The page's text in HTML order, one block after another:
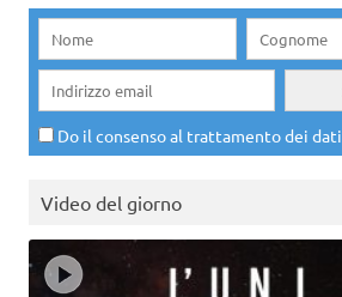
Do il consenso al trattamento dei dati
Video del giorno